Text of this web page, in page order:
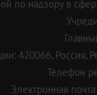
по надзору в
420066, Россия,
Телефон
Электронная